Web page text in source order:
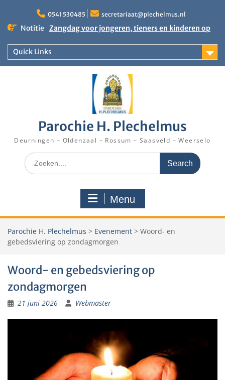
content
0541 530485 secretariaat@plechelmus.nl
Notitie
Zangdag voor jongeren, tieners en kinderen op
Denekamp
Uitnodiging installatie Pastoor Karel Donders
Quick Links
Parochie H. Plechelmus
Deurningen – Oldenzaal – Rossum – Saasveld – Weerselo
Search
for:
Menu
Parochie H. Plechelmus > Evenement > Woord- en
gebedsviering op zondagmorgen
Woord- en gebedsviering op
zondagmorgen
21 juni 2026 Webmaster